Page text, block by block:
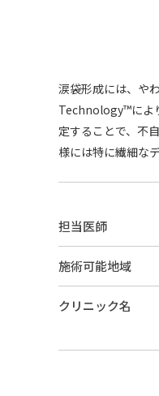
涙袋形成には、や
Technology™によ
定することで、不
様には特に繊細な
担当医師
施術可能地域
クリニック名